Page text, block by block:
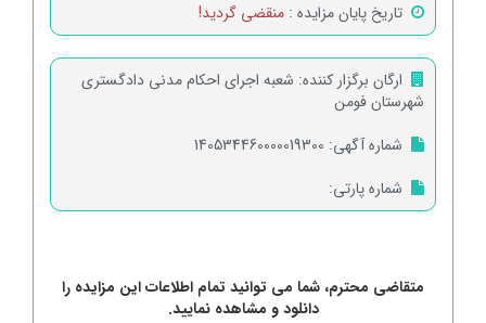
تاریخ پایان مزایده : منقضی گردید!
ارگان برگزار کننده: شعبه اجرای احکام مدنی دادگستری
شهرستان فومن
شماره آگهی: 140534460000019300
شماره پارتی:
متقاضی محترم، شما می توانید تمام اطلاعات این مزایده را
دانلود و مشاهده نمایید.